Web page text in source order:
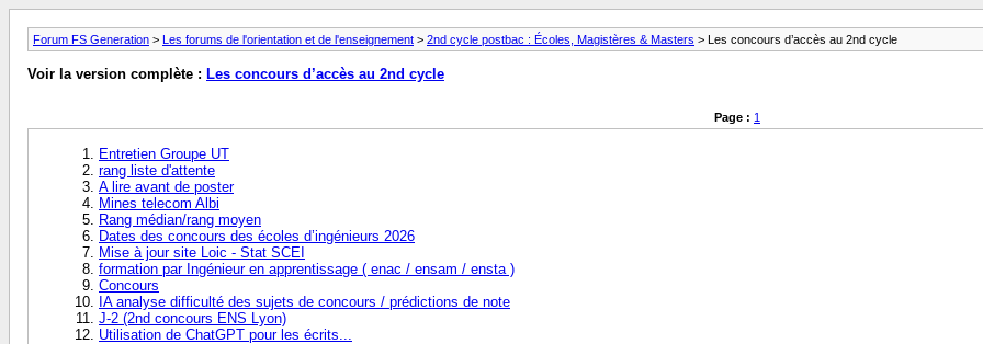
Forum FS Generation > Les forums de l'orientation et de l'enseignement > 2nd cycle postbac : Écoles, Magistères & Masters > Les concours d’accès au 2nd cycle
Voir la version complète : Les concours d’accès au 2nd cycle
Page : 1
Entretien Groupe UT
rang liste d'attente
A lire avant de poster
Mines telecom Albi
Rang médian/rang moyen
Dates des concours des écoles d’ingénieurs 2026
Mise à jour site Loic - Stat SCEI
formation par Ingénieur en apprentissage ( enac / ensam / ensta )
Concours
IA analyse difficulté des sujets de concours / prédictions de note
J-2 (2nd concours ENS Lyon)
Utilisation de ChatGPT pour les écrits...